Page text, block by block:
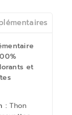
et
:Thon